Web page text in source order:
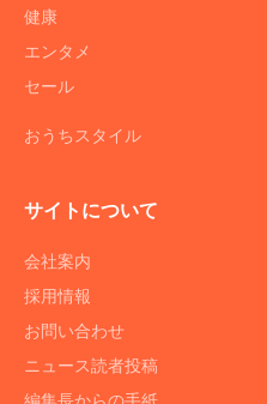
健康
エンタメ
セール
おうちスタイル
サイトについて
会社案内
採用情報
お問い合わせ
ニュース読者投稿
編集長からの手紙